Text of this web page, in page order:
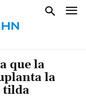
que la
la
tilda